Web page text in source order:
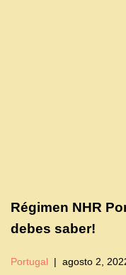
Régimen NHR
debes saber!
Portugal agosto 2,